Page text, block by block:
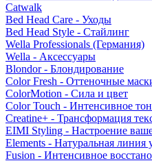
Catwalk
Bed Head Care - Уходы
Bed Head Style - Стайлинг
Wella Professionals (Германия)
Wella - Аксессуары
Blondor - Блондирование
Color Fresh - Оттеночные
ColorMotion - Сила и цвет
Color Touch - Интенсивное
Creatine+ - Трансформация
EIMI Styling - Настроение
Elements - Натуральная линия
Fusion - Интенсивное